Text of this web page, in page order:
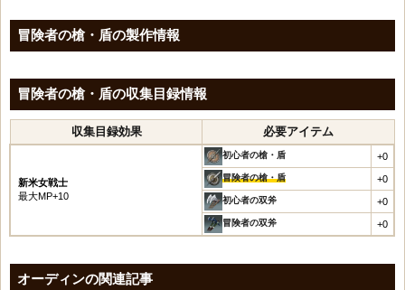
遺物コインの欠片
影の城塞5移動石：砦
影の城塞6移動石：楼閣
城塞のハープ
信仰のハープ
冒険者のハープ
灰色のハープ
亡者の叫びのハープ
くちばしの靴
銅の腕輪
銅の指輪
汚染された石の角笛
古城の角笛
黄金の印章
黄金の印章の欠片
黄金遺物コイン
遺物コインの欠片
信仰の魔法球
信仰のワンド
冒険者の短剣
信仰の短剣
冒険者の杖
信仰の杖
信仰のメイス・盾
灰色の指輪
マンモスの角笛
冒険者の斧・盾
冒険者の大剣
信仰の大剣
冒険者の魔法球
信仰の魔法球
未知の結晶
灰色の剣・盾
城塞の剣・盾
灰色の大剣
城塞の大剣
灰色の魔法球
城塞の魔法球
灰色のワンド
[先鋒隊長]守護の修業本
[熟練魔法]闇の修業本
[溢れる気迫]襲撃の修業本
[迅速な治療]治癒の修業本
[陣形強化]保護の修業本
[熟練の槍術]審判の修業本
[強靭な斧]激怒の修業本
灰色の剣・盾
亡者の叫びの魔法球
亡者の叫びのワンド
亡者の叫びの短剣
亡者の叫びの杖
亡者の叫びのメイス・盾
亡者の叫びの槍・盾
冬の兜
亡者の叫びの斧・盾
亡者の叫びの魔法球
亡者の叫びの短剣
亡者の叫びの杖
亡者の叫びのメイス・盾
亡者の叫びの槍・盾
冬の兜
冒険者の槍・盾の製作情報
冒険者の槍・盾の収集目録情報
収集目録効果 必要アイテム
新米女戦士
最大MP+10
初心者の槍・盾 +0
冒険者の槍・盾 +0
初心者の双斧 +0
冒険者の双斧 +0
オーディンの関連記事